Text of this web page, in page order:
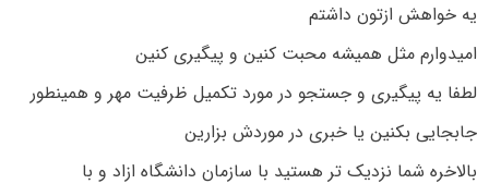
یه خواهش ازتون داشتم
امیدوارم مثل همیشه محبت کنین و پیگیری کنین
لطفا یه پیگیری و جستجو در مورد تکمیل ظرفیت مهر و همینطور
جابجایی بکنین یا خبری در موردش بزارین
بالاخره شما نزدیک تر هستید با سازمان دانشگاه ازاد و با